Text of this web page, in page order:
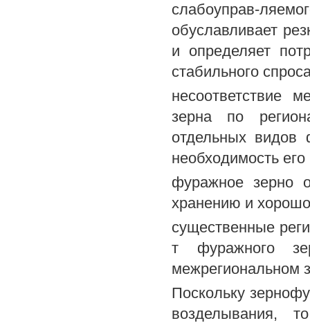
слабоуправ-
обуславливает
и определяет
стабильного
несоответствие
зерна по
отдельных видов
необходимость
фуражное зерно
хранению и
существенные
т фуражного
межрегиональном
Поскольку
возделывания,